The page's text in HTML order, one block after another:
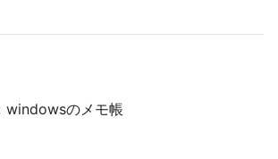
windowsのメモ帳